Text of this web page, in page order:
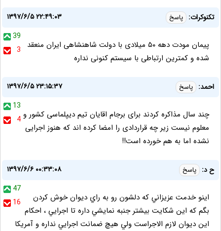
تکنوکرات: پاسخ
۱۳۹۷/۶/۵ ۲۲:۴۹:۰۳
39
3
پیمان مودت دهه ۵۰ میلادی با دولت شاهنشاهی ایران منعقد
شده و کمترین ارتباطی با سیستم کنونی نداره
احمد: پاسخ
۱۳۹۷/۶/۵ ۲۳:۱۵:۳۷
13
4 چند سال مذاکره کردند برای برجام اقایان تیم دیپلماسی کشور و
معلوم نیست زیر چه قراردادی را امضا کرده اند که هنوز اجرایی
نشده اما به هم خورده است!!
ح د: پاسخ
۱۳۹۷/۶/۶ ۰۰:۳۳:۰۸
47
16
اينو خدمت عزيزاني كه دلشون رو به راي ديوان خوش كردن
بگم كه اين شكايت بيشتر جنبه نمايشي داره تا اجرايي ، احكام
اين ديوان لازم الاجراست ولي هيچ ضمانت اجرايي نداره و آمريكا